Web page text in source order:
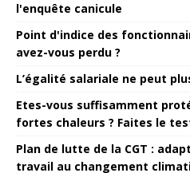
l'enquête canicule
Point d'indice des
avez-vous perdu ?
L’égalité salariale ne peut
Etes-vous suffisamment
fortes chaleurs ? Faites le
Plan de lutte de la CGT :
travail au changement